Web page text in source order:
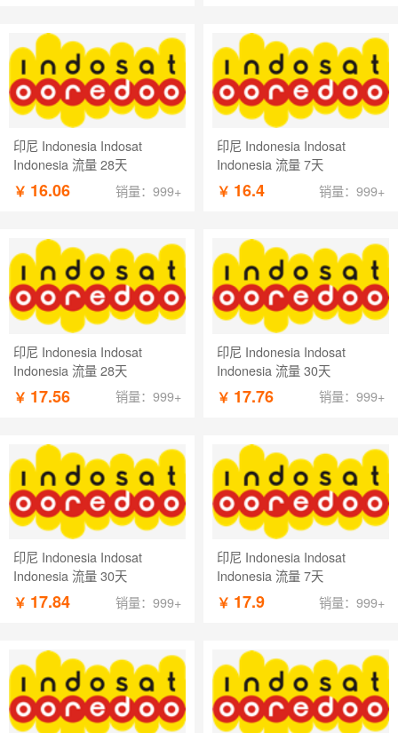
印尼 Indonesia Indosat
Indonesia 流量 28天
￥ 16.06 销量：999+
印尼 Indonesia Indosat
Indonesia 流量 7天
￥ 16.4 销量：999+
印尼 Indonesia Indosat
Indonesia 流量 28天
￥ 17.56 销量：999+
印尼 Indonesia Indosat
Indonesia 流量 30天
￥ 17.76 销量：999+
印尼 Indonesia Indosat
Indonesia 流量 30天
￥ 17.84 销量：999+
印尼 Indonesia Indosat
Indonesia 流量 7天
￥ 17.9 销量：999+